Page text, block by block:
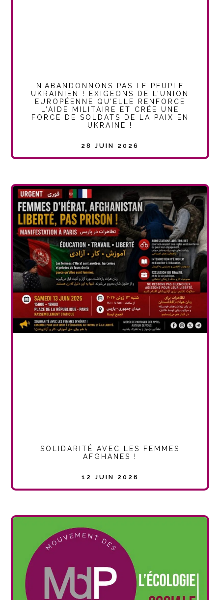
N’ABANDONNONS PAS LE PEUPLE
UKRAINIEN ! EXIGEONS DE L’UNION
EUROPÉENNE QU’ELLE RENFORCE
L’AIDE MILITAIRE ET CRÉE UNE
FORCE DE SOLDATS DE LA PAIX EN
UKRAINE !
28 JUIN 2026
SOLIDARITÉ AVEC LES FEMMES
AFGHANES !
12 JUIN 2026